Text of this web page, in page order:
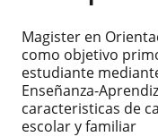
Magister en
como objetivo
estudiante
Enseñanza-
caracteristicas de
escolar y familiar